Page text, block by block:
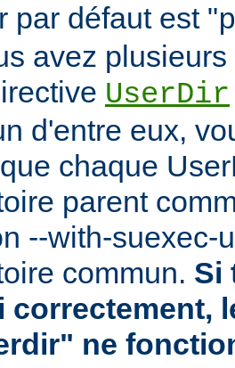
par défaut est "
avez
UserDir
d'entre eux,
chaque
parent
--with-suexec-
commun. Si
correctement,
ne